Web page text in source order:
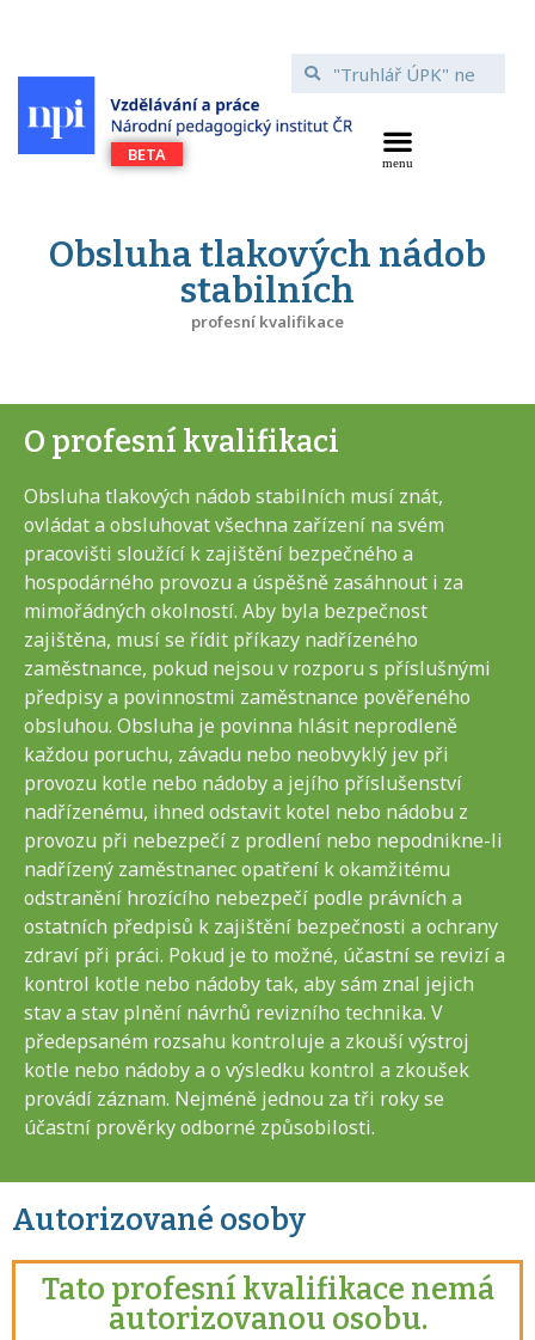
Obsluha tlakových nádob
stabilních
profesní kvalifikace
O profesní kvalifikaci
Obsluha tlakových nádob stabilních musí znát,
ovládat a obsluhovat všechna zařízení na svém
pracovišti sloužící k zajištění bezpečného a
hospodárného provozu a úspěšně zasáhnout i za
mimořádných okolností. Aby byla bezpečnost
zajištěna, musí se řídit příkazy nadřízeného
zaměstnance, pokud nejsou v rozporu s příslušnými
předpisy a povinnostmi zaměstnance pověřeného
obsluhou. Obsluha je povinna hlásit neprodleně
každou poruchu, závadu nebo neobvyklý jev při
provozu kotle nebo nádoby a jejího příslušenství
nadřízenému, ihned odstavit kotel nebo nádobu z
provozu při nebezpečí z prodlení nebo nepodnikne-li
nadřízený zaměstnanec opatření k okamžitému
odstranění hrozícího nebezpečí podle právních a
ostatních předpisů k zajištění bezpečnosti a ochrany
zdraví při práci. Pokud je to možné, účastní se revizí a
kontrol kotle nebo nádoby tak, aby sám znal jejich
stav a stav plnění návrhů revizního technika. V
předepsaném rozsahu kontroluje a zkouší výstroj
kotle nebo nádoby a o výsledku kontrol a zkoušek
provádí záznam. Nejméně jednou za tři roky se
účastní prověrky odborné způsobilosti.
Autorizované osoby
Tato profesní kvalifikace nemá
autorizovanou osobu.